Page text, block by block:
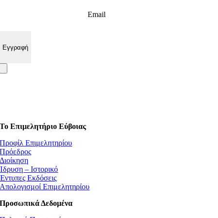
Email
Το Επιμελητήριο Εύβοιας
Προφίλ Επιμελητηρίου
Πρόεδρος
Διοίκηση
Ίδρυση – Ιστορικό
Έντυπες Εκδόσεις
Απολογισμοί Επιμελητηρίου
Προσωπικά Δεδομένα